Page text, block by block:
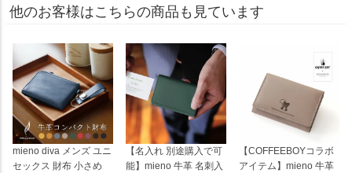
他のお客様はこちらの商品も見ています
mieno diva メンズ ユニ
セックス 財布 小さめ
【名入れ 別途購入で可
能】mieno 牛革 名刺入
【COFFEEBOYコラボ
アイテム】mieno 牛革